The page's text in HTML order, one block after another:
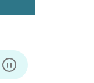
暫停播放
西、仁德、